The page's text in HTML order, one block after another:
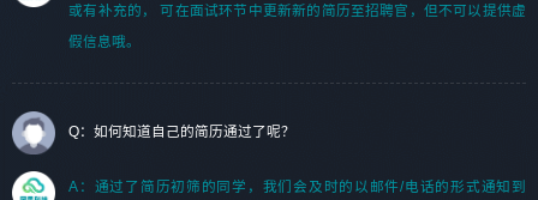
或有补充的， 可在面试环节中更新新的简历至招聘官，但不可以提供虚
假信息哦。
Q：如何知道自己的简历通过了呢？
A：通过了简历初筛的同学，我们会及时的以邮件/电话的形式通知到